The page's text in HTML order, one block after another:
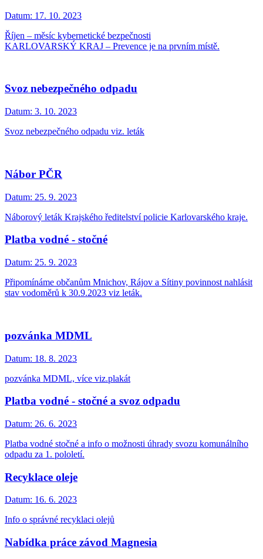
Datum: 17. 10. 2023
Říjen – měsíc kybernetické bezpečnosti
KARLOVARSKÝ KRAJ – Prevence je na prvním místě.
Svoz nebezpečného odpadu
Datum: 3. 10. 2023
Svoz nebezpečného odpadu viz. leták
Nábor PČR
Datum: 25. 9. 2023
Náborový leták Krajského ředitelství policie Karlovarského kraje.
Platba vodné - stočné
Datum: 25. 9. 2023
Připomínáme občanům Mnichov, Rájov a Sítiny povinnost nahlásit
stav vodoměrů k 30.9.2023 viz leták.
pozvánka MDML
Datum: 18. 8. 2023
pozvánka MDML, více viz.plakát
Platba vodné - stočné a svoz odpadu
Datum: 26. 6. 2023
Platba vodné stočné a info o možnosti úhrady svozu komunálního
odpadu za 1. pololetí.
Recyklace oleje
Datum: 16. 6. 2023
Info o správné recyklaci olejů
Nabídka práce závod Magnesia